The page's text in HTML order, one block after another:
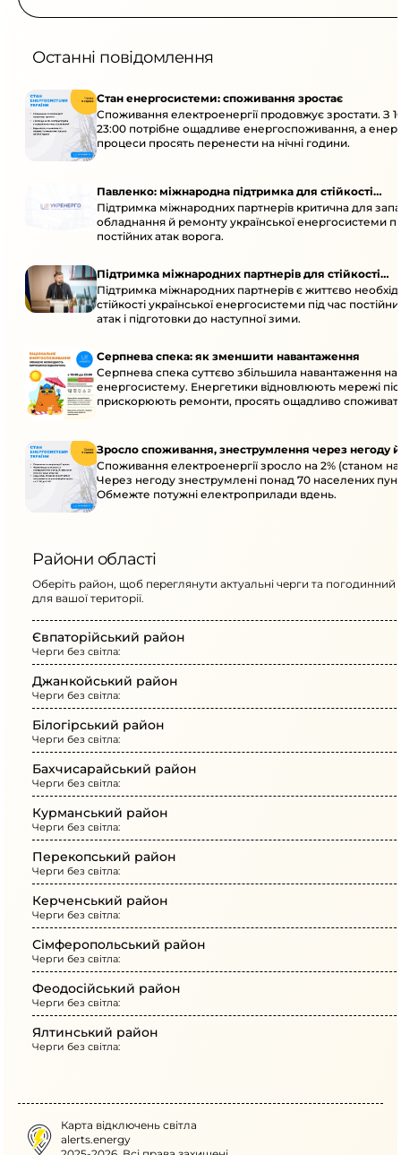
Останні повідомлення
Стан енергосистеми: споживання зростає
Споживання електроенергії продовжує зростати. З
23:00 потрібне ощадливе енергоспоживання, а
процеси просять перенести на нічні години.
Павленко: міжнародна підтримка для стійкості
енергосистеми
Підтримка міжнародних партнерів критична для
обладнання й ремонту української енергосистеми
постійних атак ворога.
Підтримка міжнародних партнерів для стійкості
енергосистеми
Підтримка міжнародних партнерів є життєво
стійкості української енергосистеми під час
атак і підготовки до наступної зими.
Серпнева спека: як зменшити навантаження
Серпнева спека суттєво збільшила навантаження на
енергосистему. Енергетики відновлюють мережі
прискорюють ремонти, просять ощадливо
Зросло споживання, знеструмлення через негоду
Споживання електроенергії зросло на 2% (станом на
Через негоду знеструмлені понад 70 населених
Обмежте потужні електроприлади вдень.
Райони області
Оберіть район, щоб переглянути актуальні черги та погодинний
для вашої території.
Євпаторійський район
Черги без світла:
Джанкойський район
Черги без світла:
Білогірський район
Черги без світла:
Бахчисарайський район
Черги без світла:
Курманський район
Черги без світла:
Перекопський район
Черги без світла:
Керченський район
Черги без світла:
Сімферопольський район
Черги без світла:
Феодосійський район
Черги без світла:
Ялтинський район
Черги без світла:
Карта відключень світла
alerts.energy